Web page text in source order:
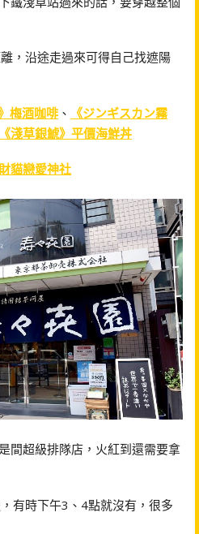
，沿途走過來可得自己找遮陽
梅酒咖啡 、
《ジンギスカン霧
《淺草銀鯱》平價海鮮丼
貓戀愛神社
間超級排隊店，火紅到還需要拿
有時下午3、4點就沒有，很多